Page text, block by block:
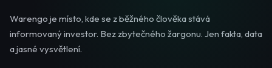
Warengo je místo, kde se z běžného člověka stává
informovaný investor. Bez zbytečného žargonu. Jen fakta, data
a jasné vysvětlení.